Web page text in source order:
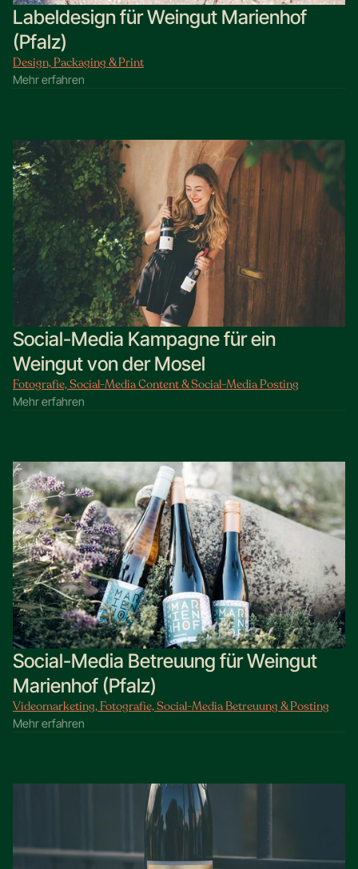
Labeldesign für Weingut Marienhof
(Pfalz)
Design, Packaging & Print
Mehr erfahren
Social-Media Kampagne für ein
Weingut von der Mosel
Fotografie, Social-Media Content & Social-Media Posting
Mehr erfahren
Social-Media Betreuung für Weingut
Marienhof (Pfalz)
Videomarketing, Fotografie, Social-Media Betreuung & Posting
Mehr erfahren